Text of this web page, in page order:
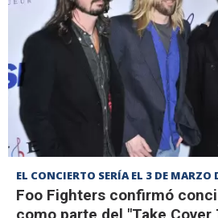
EL CONCIERTO SERÍA EL 3 DE MARZO
Foo Fighters confirmó
como parte del "Take Cover